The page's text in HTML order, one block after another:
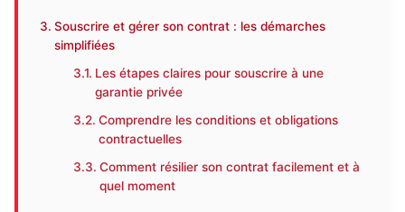
Souscrire et gérer son contrat : les démarches
simplifiées
Les étapes claires pour souscrire à une
garantie privée
Comprendre les conditions et obligations
contractuelles
Comment résilier son contrat facilement et à
quel moment